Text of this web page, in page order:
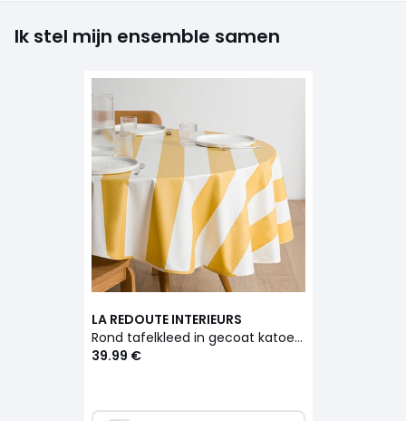
Ik stel mijn ensemble samen
LA REDOUTE INTERIEURS
Rond tafelkleed in gecoat katoen, Hendaye
39.99 €